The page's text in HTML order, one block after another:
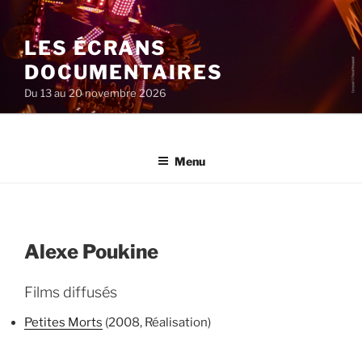
au
contenu
principal
LES ÉCRANS
DOCUMENTAIRES
Du 13 au 20 novembre 2026
Menu
Alexe Poukine
Films diffusés
Petites Morts (2008, Réalisation)